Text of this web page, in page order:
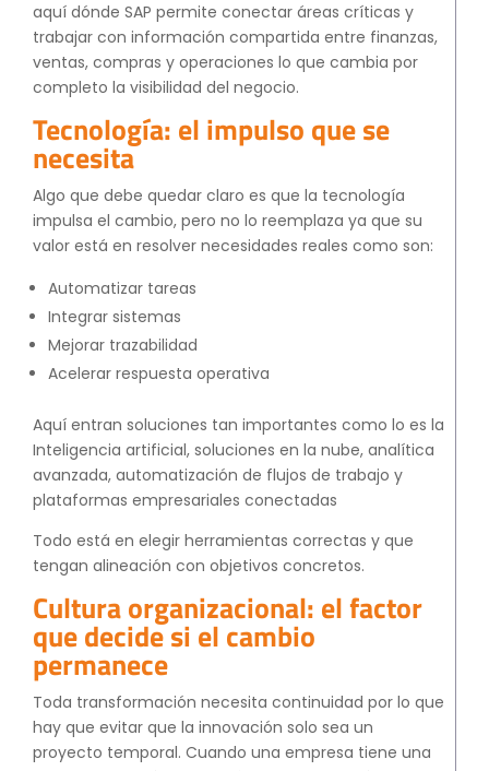
aquí dónde SAP permite conectar áreas críticas y
trabajar con información compartida entre finanzas,
ventas, compras y operaciones lo que cambia por
completo la visibilidad del negocio.
Tecnología: el impulso que se
necesita
Algo que debe quedar claro es que la tecnología
impulsa el cambio, pero no lo reemplaza ya que su
valor está en resolver necesidades reales como son:
Automatizar tareas
Integrar sistemas
Mejorar trazabilidad
Acelerar respuesta operativa
Aquí entran soluciones tan importantes como lo es la
Inteligencia artificial, soluciones en la nube, analítica
avanzada, automatización de flujos de trabajo y
plataformas empresariales conectadas
Todo está en elegir herramientas correctas y que
tengan alineación con objetivos concretos.
Cultura organizacional: el factor
que decide si el cambio
permanece
Toda transformación necesita continuidad por lo que
hay que evitar que la innovación solo sea un
proyecto temporal. Cuando una empresa tiene una